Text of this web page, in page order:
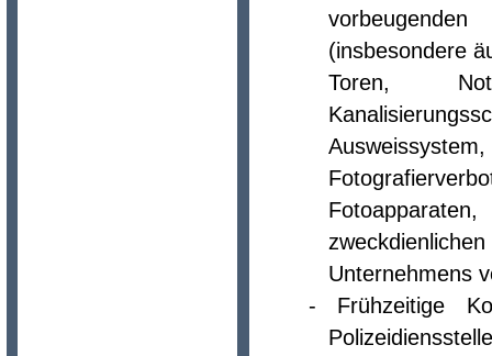
(insbesondere
Toren,
Unternehmens
- Frühzeitige